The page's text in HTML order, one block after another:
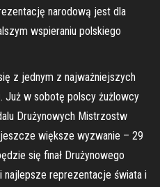
narodową jest dla
wspieraniu polskiego
z jednym z najważniejszych
Już w sobotę polscy żużlowcy
Drużynowych Mistrzostw
większe wyzwanie – 29
się finał Drużynowego
najlepsze reprezentacje świata i